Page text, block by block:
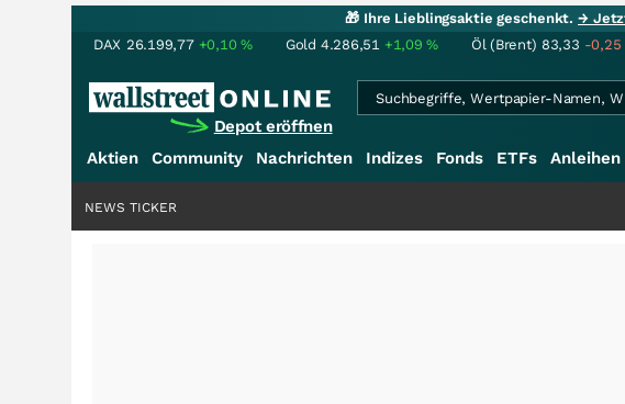
🎁 Ihre Lieblingsaktie geschenkt.→
DAX 26.199,77 +0,10% Gold 4.286,51 +1,09% Öl (Brent) 83,33 -0,25
Depot eröffnen
Aktien Community Nachrichten Indizes Fonds ETFs Anleihen
NEWS TICKER